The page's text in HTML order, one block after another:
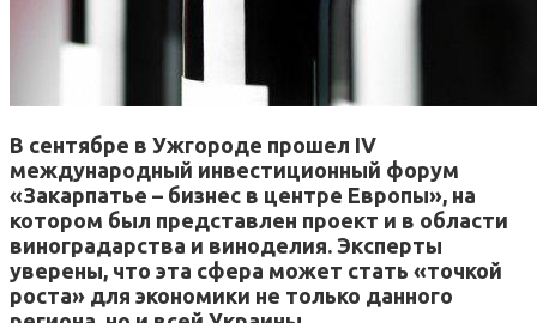
В сентябре в Ужгороде прошел IV
международный инвестиционный форум
«Закарпатье – бизнес в центре Европы», на
котором был представлен проект и в области
виноградарства и виноделия. Эксперты
уверены, что эта сфера может стать «точкой
роста» для экономики не только данного